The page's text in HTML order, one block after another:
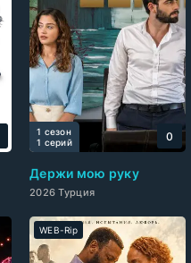
Держи мою руку
2026 Турция
1 сезон
1 cерий
0
WEB-Rip